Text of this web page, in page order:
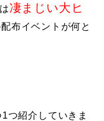
凄まじい大ヒ
布イベントが何と
つ紹介していきま